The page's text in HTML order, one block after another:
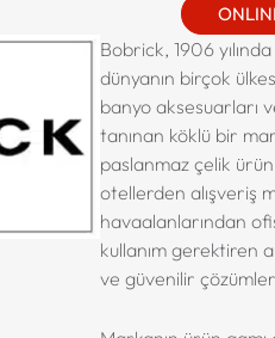
Bobrick, 1906
dünyanın birçok
banyo aksesuarları
tanınan köklü bir
paslanmaz çelik
otellerden alışveriş
havaalanlarından
kullanım gerektiren
ve güvenilir